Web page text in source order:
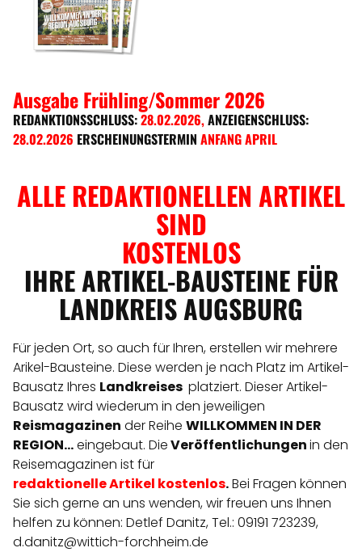
Ausgabe Frühling/Sommer 2026
REDANKTIONSSCHLUSS:28.02.2026,ANZEIGENSCHLUSS:
28.02.2026 ERSCHEINUNGSTERMIN ANFANG APRIL
ALLE REDAKTIONELLEN ARTIKEL
SIND
KOSTENLOS
IHRE ARTIKEL-BAUSTEINE FÜR
LANDKREIS AUGSBURG
Für jeden Ort, so auch für Ihren, erstellen wir mehrere
Arikel-Bausteine. Diese werden je nach Platz im Artikel-
Bausatz Ihres Landkreises platziert. Dieser Artikel-
Bausatz wird wiederum in den jeweiligen
Reismagazinen der Reihe WILLKOMMEN IN DER
REGION...eingebaut. DieVeröffentlichungenin den
Reisemagazinen ist für
redaktionelleArtikel kostenlos.Bei Fragen können
Sie sich gerne an uns wenden, wir freuen uns Ihnen
helfen zu können: Detlef Danitz, Tel.: 09191 723239,
d.danitz@wittich-forchheim.de